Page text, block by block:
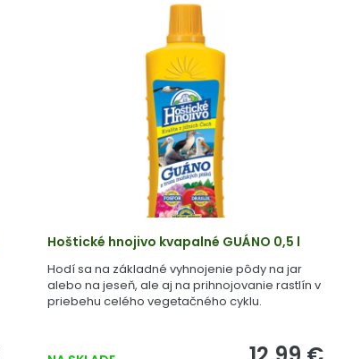
Hoštické hnojivo kvapalné GUÁNO 0,5 l
Hodí sa na základné vyhnojenie pôdy na jar
alebo na jeseň, ale aj na prihnojovanie rastlín v
priebehu celého vegetačného cyklu.